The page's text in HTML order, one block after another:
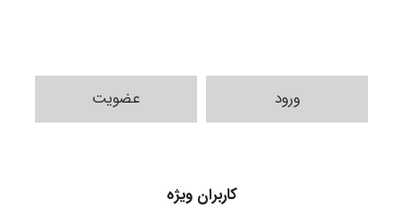
ورود عضویت
کاربران ویژه
Shamim.khojasteh74